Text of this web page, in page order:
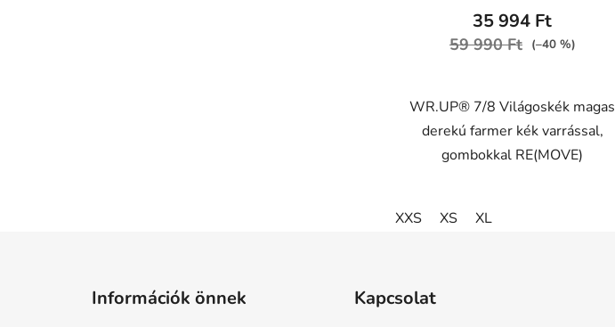
átlagos
értékelése
5,0
csillag.
35 994 Ft
59 990 Ft (–40 %)
WR.UP® 7/8 Világoskék magas
derekú farmer kék varrással,
gombokkal RE(MOVE)
XXS XS XL
Információk önnek Kapcsolat